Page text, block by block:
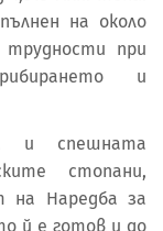
на около
при
и
и спешната
стопани,
на Наредба за
й е готов и до